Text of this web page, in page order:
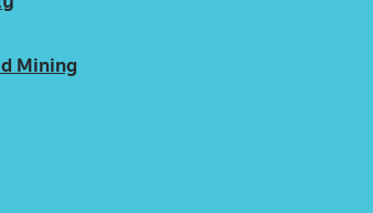
Mining